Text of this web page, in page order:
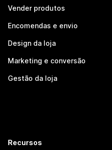
Vender produtos
Encomendas e envio
Design da loja
Marketing e conversão
Gestão da loja
Recursos